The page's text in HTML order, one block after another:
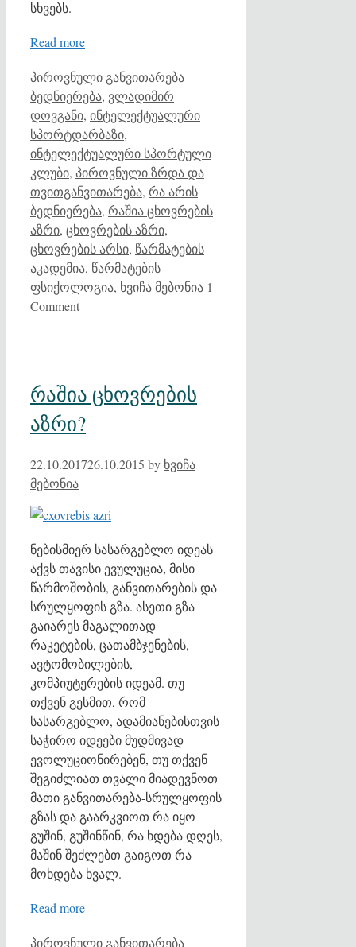
სხვებს.
Read more
Categories
პიროვნული განვითარებაTags
ბედნიერება, ვლადიმირ
დოვგანი, ინტელექტუალური
სპორტდარბაზი,
ინტელექტუალური სპორტული
კლუბი, პიროვნული ზრდა და
თვითგანვითარება, რა არის
ბედნიერება, რაშია ცხოვრების
აზრი, ცხოვრების აზრი,
ცხოვრების არსი, წარმატების
აკადემია, წარმატების
ფსიქოლოგია, ხვიჩა მებონია 1
Comment
რაშია ცხოვრების
აზრი?
22.10.201726.10.2015 by ხვიჩა
მებონია
ნებისმიერ სასარგებლო იდეას
აქვს თავისი ევულუცია, მისი
წარმოშობის, განვითარების და
სრულყოფის გზა. ასეთი გზა
გაიარეს მაგალითად
რაკეტების, ცათამბჯენების,
ავტომობილების,
კომპიუტერების იდეამ. თუ
თქვენ გესმით, რომ
სასარგებლო, ადამიანებისთვის
საჭირო იდეები მუდმივად
ევოლუციონირებენ, თუ თქვენ
შეგიძლიათ თვალი მიადევნოთ
მათი განვითარება-სრულყოფის
გზას და გაარკვიოთ რა იყო
გუშინ, გუშინწინ, რა ხდება დღეს,
მაშინ შეძლებთ გაიგოთ რა
მოხდება ხვალ.
Read more
Categories
პიროვნული განვითარებაTags